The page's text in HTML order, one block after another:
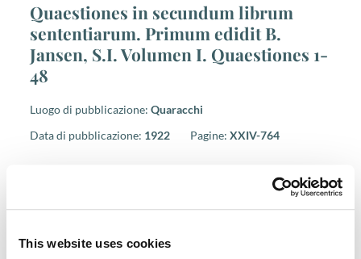
This website uses cookies
Quaestiones in secundum librum
sententiarum. Primum edidit B.
Jansen, S.I. Volumen I. Quaestiones 1-
48
Luogo di pubblicazione: Quaracchi
Data di pubblicazione: 1922 Pagine: XXIV-764
Acquista presso